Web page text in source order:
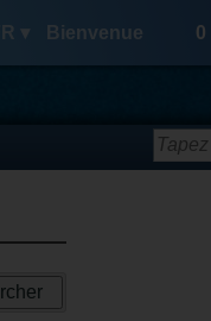
▾ Bienvenue 0